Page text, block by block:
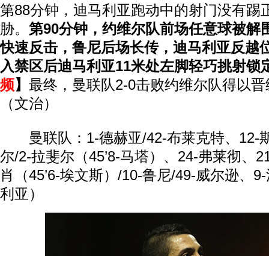
第88分钟，迪马利亚跑动中的射门没有踢
胁。 第90分钟，约维尔队前场任意球被解
快速反击，鲁尼后场长传，迪马利亚反越
入禁区后迪马利亚11米处左脚轻巧挑射锁
频】 最终，曼联队2-0击败约维尔队得以
（文治）
曼联队：1-德赫亚/42-布莱克特、12-
尔/2-拉斐尔（45’8-马塔）、24-弗莱彻、
肖（45’6-埃文斯）/10-鲁尼/49-威尔逊、
利亚）